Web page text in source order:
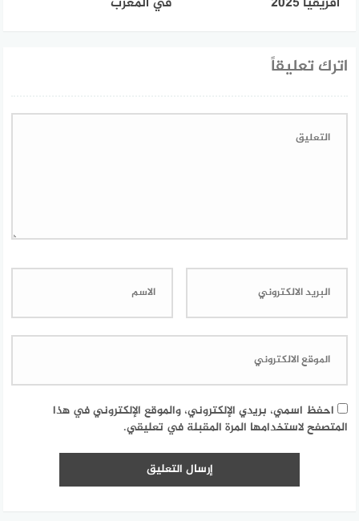
اترك تعليقاً
احفظ اسمي، بريدي الإلكتروني، والموقع الإلكتروني في هذا
المتصفح لاستخدامها المرة المقبلة في تعليقي.